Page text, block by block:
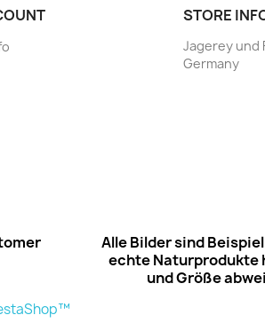
STORE
Jagerey und
Germany
Alle Bilder sind
echte Naturprodukte
und Größe